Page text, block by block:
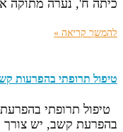
כיתה ח', נערה מתוקה
להמשך קריאה »
טיפול תרופתי בהפרעות
טיפול תרופתי
בהפרעת קשב, יש צורך